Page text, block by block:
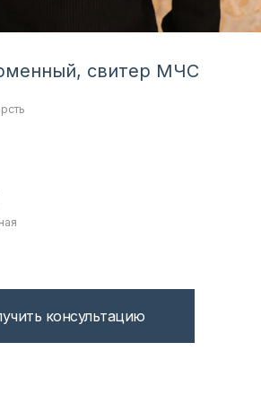
свитер МЧС
консультацию